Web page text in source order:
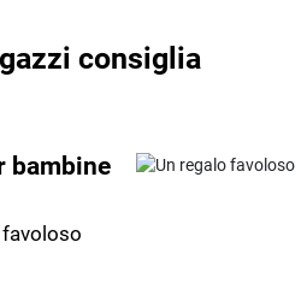
consiglia
bambine
favoloso